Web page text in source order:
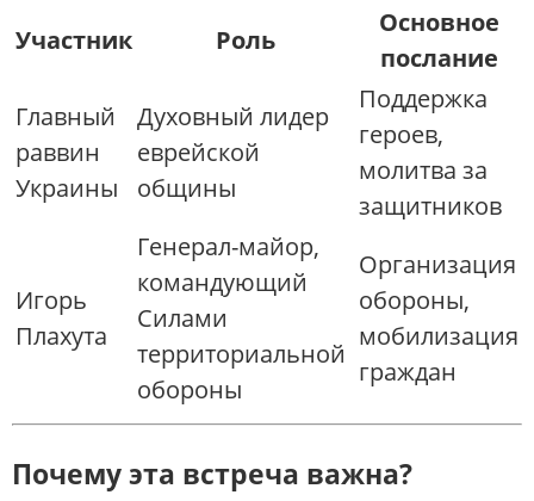
Участник Роль
Основное
послание
Главный
раввин
Украины
Духовный лидер
еврейской
общины
Поддержка
героев,
молитва за
защитников
Игорь
Плахута
Генерал-майор,
командующий
Силами
территориальной
обороны
Организация
обороны,
мобилизация
граждан
Почему эта встреча важна?